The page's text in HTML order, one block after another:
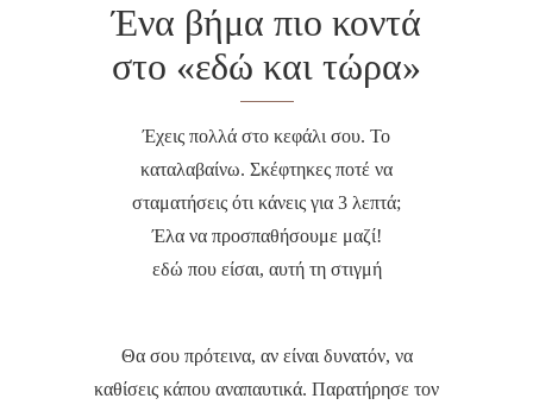
Ένα βήμα πιο κοντά
στο «εδώ και τώρα»
Έχεις πολλά στο κεφάλι σου. Το
καταλαβαίνω. Σκέφτηκες ποτέ να
σταματήσεις ότι κάνεις για 3 λεπτά;
Έλα να προσπαθήσουμε μαζί!
εδώ που είσαι, αυτή τη στιγμή
Θα σου πρότεινα, αν είναι δυνατόν, να
καθίσεις κάπου αναπαυτικά. Παρατήρησε τον